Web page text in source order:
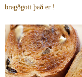
bragðgott það er !